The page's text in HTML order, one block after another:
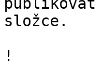
složce.
!